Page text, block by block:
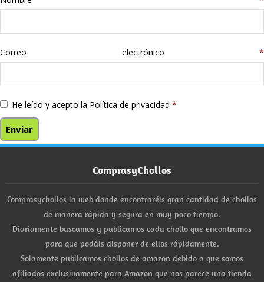
Correo electrónico *
He leído y acepto la Política de privacidad *
ComprasyChollos
Comprasychollos la web donde encontraréis gran cantidad de chollos
de manera rápida y segura en muy poco tiempo.
Diariamente buscamos y publicamos cada chollo que encontramos
para que podáis disponer de ellos rápidamente.
Solamente publicamos chollos de amazon debido a que somos
afiliados exclusivamente para Amazon que nos parece una tienda